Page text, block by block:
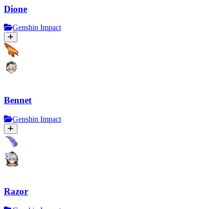
Dione
Genshin Impact
Bennet
Genshin Impact
Razor